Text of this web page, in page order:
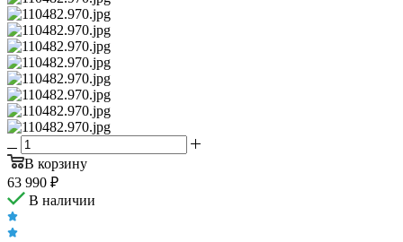
В корзину
63 990 ₽
В наличии